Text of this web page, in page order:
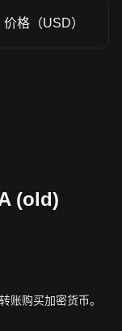
格（USD）
(old)
账购买加密货币。